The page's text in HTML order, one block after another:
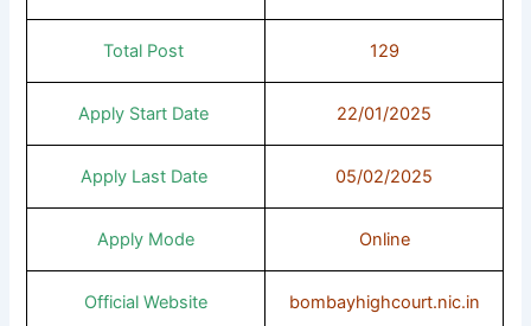
Total Post 129
Apply Start Date 22/01/2025
Apply Last Date 05/02/2025
Apply Mode Online
Official Website bombayhighcourt.nic.in